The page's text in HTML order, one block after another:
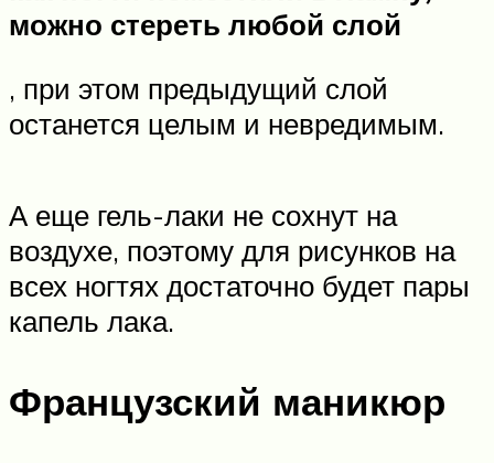
можно стереть любой слой
, при этом предыдущий слой
останется целым и невредимым.
А еще гель-лаки не сохнут на
воздухе, поэтому для рисунков на
всех ногтях достаточно будет пары
капель лака.
Французский маникюр